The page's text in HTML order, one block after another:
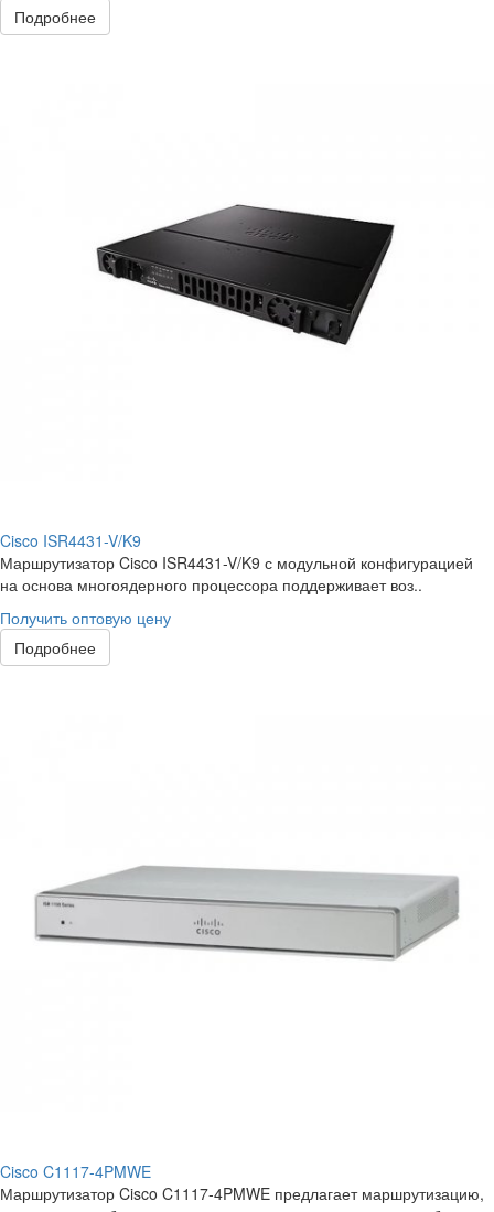
Подробнее
Cisco ISR4431-V/K9
Маршрутизатор Cisco ISR4431-V/K9 с модульной конфигурацией
на основа многоядерного процессора поддерживает воз..
Получить оптовую цену
Подробнее
Cisco C1117-4PMWE
Маршрутизатор Cisco C1117-4PMWE предлагает маршрутизацию,